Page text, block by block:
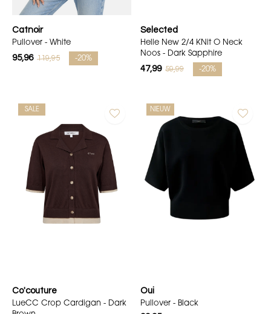
Catnoir
Pullover - White
95,96 119,95 -20%
Selected
Helle New 2/4 KNit O Neck
Noos - Dark Sapphire
47,99 59,99 -20%
SALE
Co'couture
LueCC Crop Cardigan - Dark
NIEUW
Oui
Pullover - Black